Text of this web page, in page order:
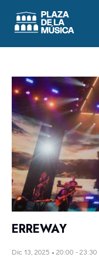
ERREWAY
Dic 13, 2025 • 20:00 -23:30